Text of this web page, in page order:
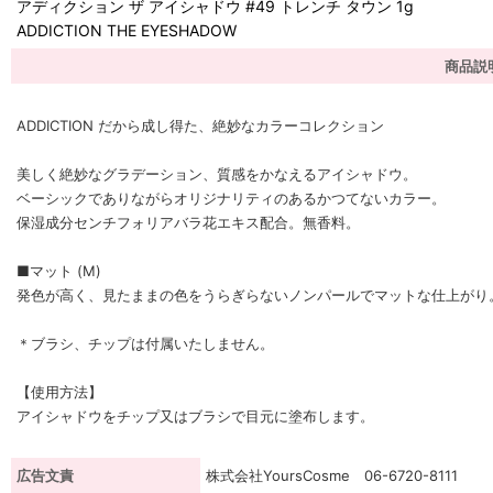
アディクション ザ アイシャドウ #49 トレンチ タウン 1g
ADDICTION THE EYESHADOW
商品説
ADDICTION だから成し得た、絶妙なカラーコレクション
美しく絶妙なグラデーション、質感をかなえるアイシャドウ。
ベーシックでありながらオリジナリティのあるかつてないカラー。
保湿成分センチフォリアバラ花エキス配合。無香料。
■マット (M)
発色が高く、見たままの色をうらぎらないノンパールでマットな仕上がり
＊ブラシ、チップは付属いたしません。
【使用方法】
アイシャドウをチップ又はブラシで目元に塗布します。
広告文責 株式会社YoursCosme 06-6720-8111